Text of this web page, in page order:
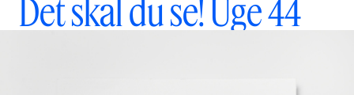
Det skal du se! Uge 44